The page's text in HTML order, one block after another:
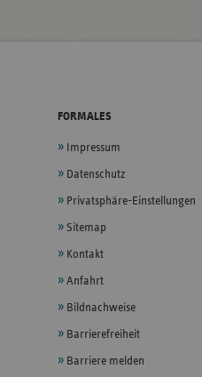
FORMALES
Impressum
Datenschutz
Privatsphäre-Einstellungen
Sitemap
Kontakt
Anfahrt
Bildnachweise
Barrierefreiheit
Barriere melden